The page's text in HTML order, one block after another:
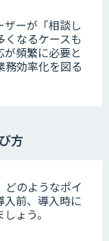
ーが「相談し
なるケースも
頻繁に必要と
務効率化を図る
方
どのようなポイ
入前、導入時に
ょう。